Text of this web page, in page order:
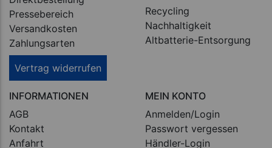
Pressebereich
Versandkosten
Zahlungsarten
Vertrag widerrufen
Recycling
Nachhaltigkeit
Altbatterie-Entsorgung
INFORMATIONEN
AGB
Kontakt
Anfahrt
MEIN KONTO
Anmelden/Login
Passwort vergessen
Händler-Login